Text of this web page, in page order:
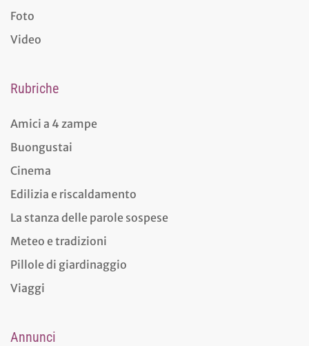
Foto
Video
Rubriche
Amici a 4 zampe
Buongustai
Cinema
Edilizia e riscaldamento
La stanza delle parole sospese
Meteo e tradizioni
Pillole di giardinaggio
Viaggi
Annunci